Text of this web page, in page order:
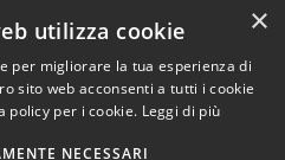
×
utilizza cookie
per migliorare la tua esperienza di
sito web acconsenti a tutti i cookie
policy per i cookie. Leggi di più
NECESSARI